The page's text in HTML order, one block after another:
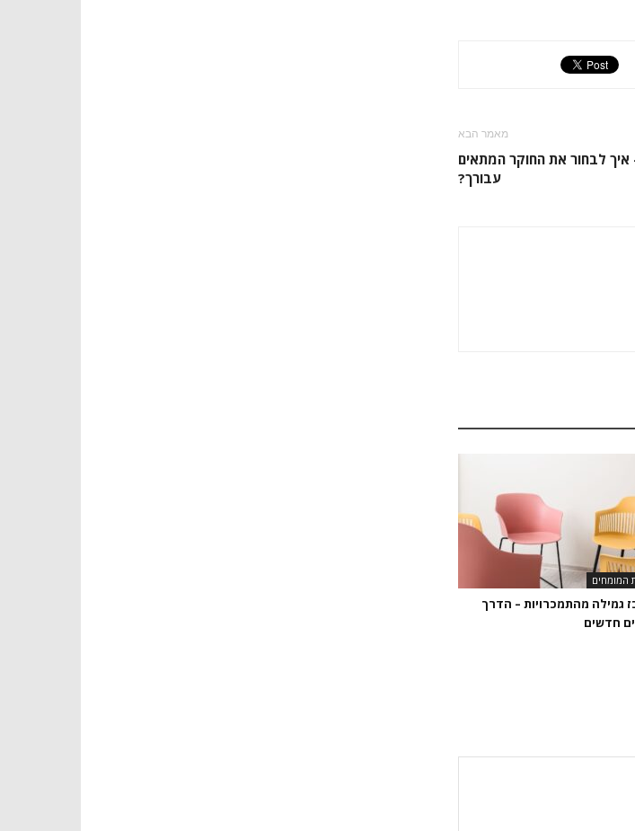
מאמר הבא
איך לבחור את החוקר המתאים
עבורך?
המומחים
גמילה מהתמכרויות – הדרך
חדשים